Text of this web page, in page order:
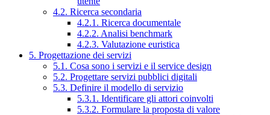
4.2. Ricerca secondaria
4.2.1. Ricerca documentale
4.2.2. Analisi benchmark
4.2.3. Valutazione euristica
5. Progettazione dei servizi
5.1. Cosa sono i servizi e il service design
5.2. Progettare servizi pubblici digitali
5.3. Definire il modello di servizio
5.3.1. Identificare gli attori coinvolti
5.3.2. Formulare la proposta di valore